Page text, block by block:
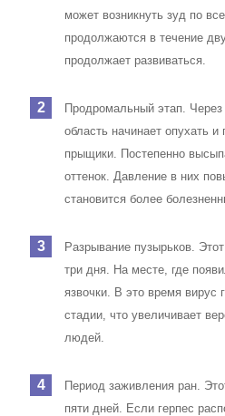
может возникнуть зуд по
продолжаются в течение
продолжает развиваться.
Продромальный этап.
область начинает опухать
прыщики. Постепенно
оттенок. Давление в них
становится более
Разрывание пузырьков.
три дня. На месте, где
язвочки. В это время вирус
стадии, что увеличивает
людей.
Период заживления ран.
пяти дней. Если герпес